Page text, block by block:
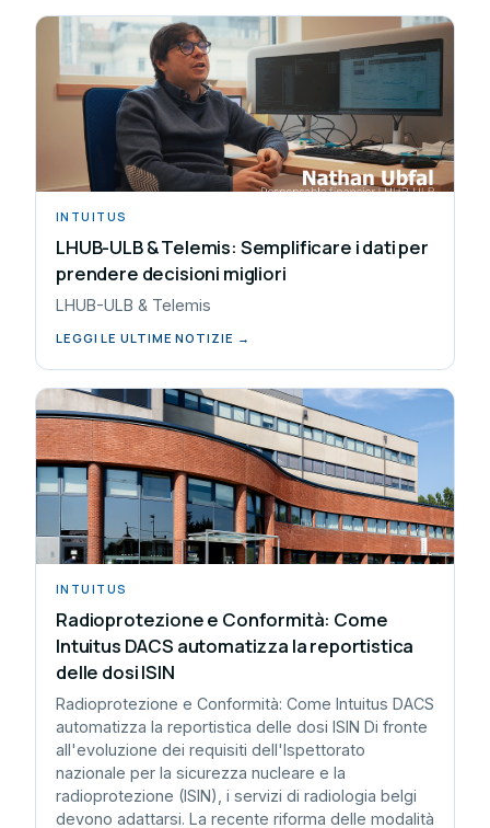
INTUITUS
LHUB-ULB & Telemis: Semplificare i dati per
prendere decisioni migliori
LHUB-ULB & Telemis
LEGGI LE ULTIME NOTIZIE →
INTUITUS
Radioprotezione e Conformità: Come
Intuitus DACS automatizza la reportistica
delle dosi ISIN
Radioprotezione e Conformità: Come Intuitus DACS
automatizza la reportistica delle dosi ISIN Di fronte
all'evoluzione dei requisiti dell'Ispettorato
nazionale per la sicurezza nucleare e la
radioprotezione (ISIN), i servizi di radiologia belgi
devono adattarsi. La recente riforma delle modalità